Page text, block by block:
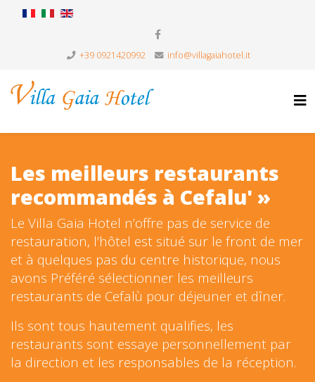
+39 0921420992 info@villagaiahotel.it
Les meilleurs restaurants
recommandés à Cefalu' »
Le Villa Gaia Hotel n’offre pas de service de
restauration, l’hôtel est situé sur le front de mer
et à quelques pas du centre historique, nous
avons Préféré sélectionner les meilleurs
restaurants de Cefalù pour déjeuner et dîner.
Ils sont tous hautement qualifies, les
restaurants sont essaye personnellement par
la direction et les responsables de la réception.